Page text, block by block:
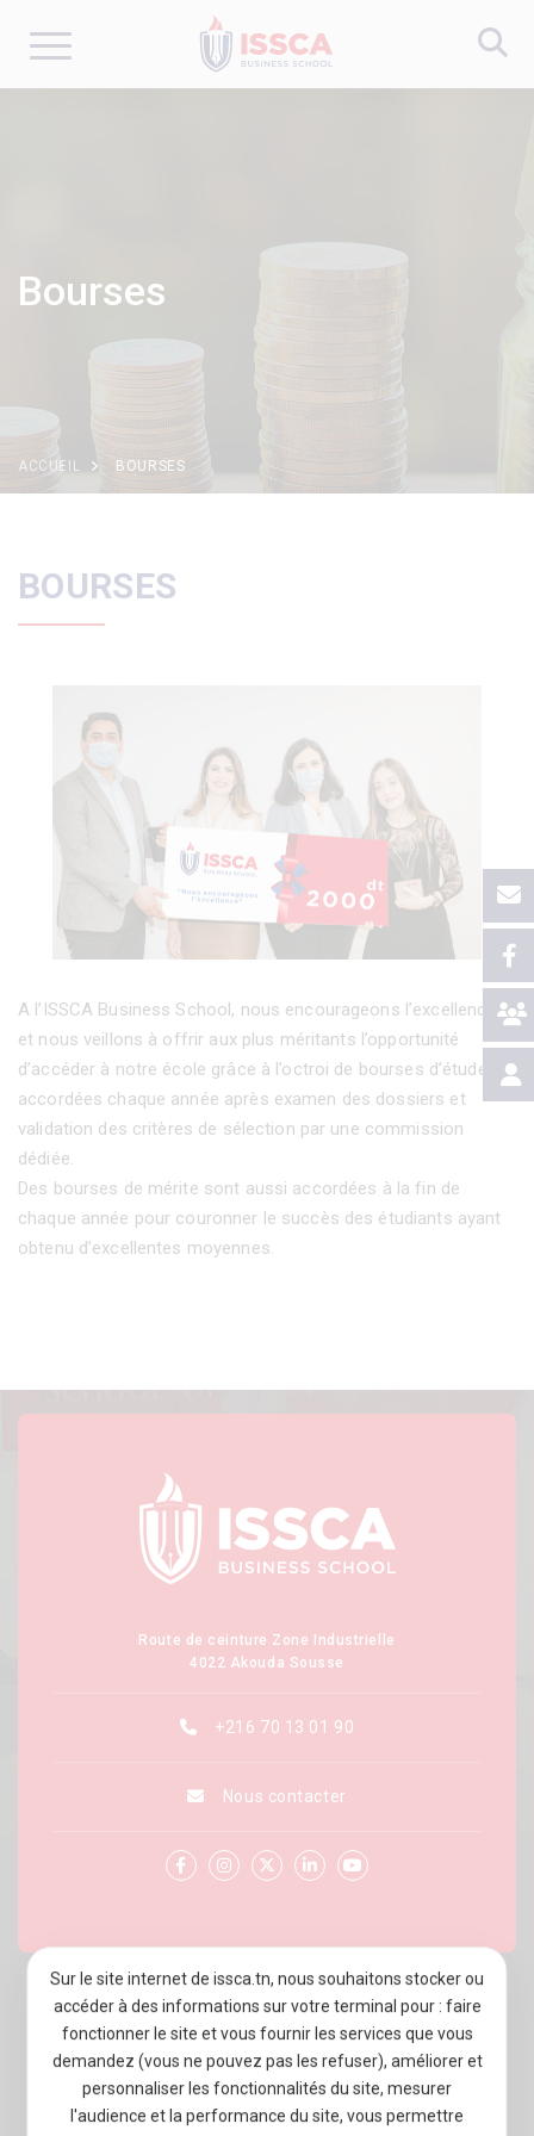
Bourses
ACCUEIL BOURSES
BOURSES
A l’ISSCA Business School, nous encourageons l’excellence
et nous veillons à offrir aux plus méritants l’opportunité
d’accéder à notre école grâce à l’octroi de bourses d’études
accordées chaque année après examen des dossiers et
validation des critères de sélection par une commission
dédiée.
Des bourses de mérite sont aussi accordées à la fin de
chaque année pour couronner le succès des étudiants ayant
obtenu d’excellentes moyennes.
Sur le site internet de issca.tn, nous souhaitons stocker ou
accéder à des informations sur votre terminal pour : faire
fonctionner le site et vous fournir les services que vous
demandez (vous ne pouvez pas les refuser), améliorer et
personnaliser les fonctionnalités du site, mesurer
l'audience et la performance du site, vous permettre
À PROPOS D’ISSCA BUSINESS SCHOOL
ADMISSION
Route de ceinture Zone Industrielle
4022 Akouda Sousse
+216 70 13 01 90
Nous contacter